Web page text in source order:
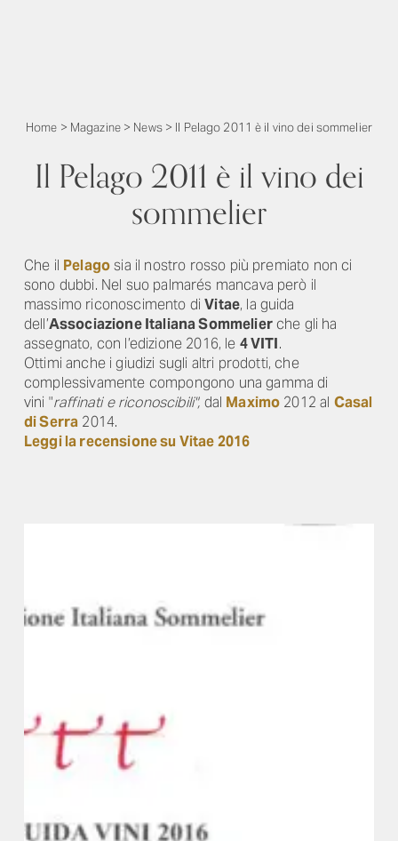
Home > Magazine> News> Il Pelago 2011 è il vino dei sommelier
Il Pelago 2011 è il vino dei
sommelier
Che il Pelagosia il nostro rosso più premiato non ci
sono dubbi. Nel suo palmarés mancava però il
massimo riconoscimento diVitae, la guida
dell’Associazione Italiana Sommelierche gli ha
assegnato, con l’edizione 2016, le 4 VITI.
Ottimi anche i giudizi sugli altri prodotti, che
complessivamente compongono una gamma di
vini "raffinati e riconoscibili", dal Maximo 2012 al Casal
di Serra 2014.
Leggi la recensione su Vitae 2016